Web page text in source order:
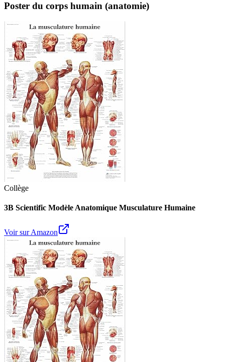
Poster du corps humain (anatomie)
Collège
3B Scientific Modèle Anatomique Musculature Humaine
Voir sur Amazon